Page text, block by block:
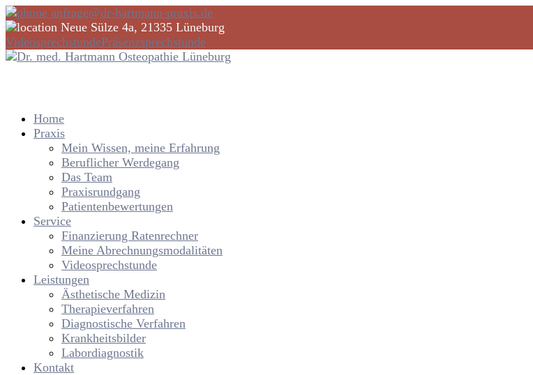
anfrage@dr-hartmann-praxis.de
Neue Sülze 4a, 21335 Lüneburg
VideosprechstundePräsenzsprechstunde
Home
Praxis
Mein Wissen, meine Erfahrung
Beruflicher Werdegang
Das Team
Praxisrundgang
Patientenbewertungen
Service
Finanzierung Ratenrechner
Meine Abrechnungsmodalitäten
Videosprechstunde
Leistungen
Ästhetische Medizin
Therapieverfahren
Diagnostische Verfahren
Krankheitsbilder
Labordiagnostik
Kontakt